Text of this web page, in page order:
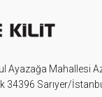
Ayazağa Mahallesi
34396 Sarıyer/